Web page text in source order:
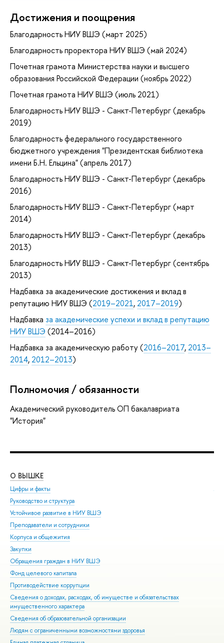
Достижения и поощрения
Благодарность НИУ ВШЭ (март 2025)
Благодарность проректора НИУ ВШЭ (май 2024)
Почетная грамота Министерства науки и высшего
образования Российской Федерации (ноябрь 2022)
Почетная грамота НИУ ВШЭ (июль 2021)
Благодарность НИУ ВШЭ - Санкт-Петербург (декабрь
2019)
Благодарность федерального государственного
бюджетного учреждения "Президентская библиотека
имени Б.Н. Ельцина" (апрель 2017)
Благодарность НИУ ВШЭ - Санкт-Петербург (декабрь
2016)
Благодарность НИУ ВШЭ - Санкт-Петербург (март
2014)
Благодарность НИУ ВШЭ - Санкт-Петербург (декабрь
2013)
Благодарность НИУ ВШЭ - Санкт-Петербург (сентябрь
2013)
Надбавка за академические достижения и вклад в
репутацию НИУ ВШЭ (2019–2021, 2017–2019)
Надбавка за академические успехи и вклад в репутацию
НИУ ВШЭ (2014–2016)
Надбавка за академическую работу (2016–2017, 2013–
2014, 2012–2013)
Полномочия / обязанности
Академический руководитель ОП бакалавриата
"История"
О ВЫШКЕ
Цифры и факты
Руководство и структура
Устойчивое развитие в НИУ ВШЭ
Преподаватели и сотрудники
Корпуса и общежития
Закупки
Обращения граждан в НИУ ВШЭ
Фонд целевого капитала
Противодействие коррупции
Сведения о доходах, расходах, об имуществе и обязательствах
имущественного характера
Сведения об образовательной организации
Людям с ограниченными возможностями здоровья